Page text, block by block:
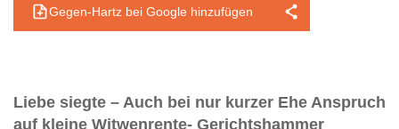
Gegen-Hartz bei Google hinzufügen
Liebe siegte – Auch bei nur kurzer Ehe Anspruch
auf kleine Witwenrente- Gerichtshammer